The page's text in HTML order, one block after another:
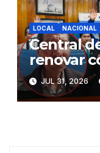
LOCAL NACIONAL
Central
renovar
del PIAA
retrasos
JUL 31, 2026